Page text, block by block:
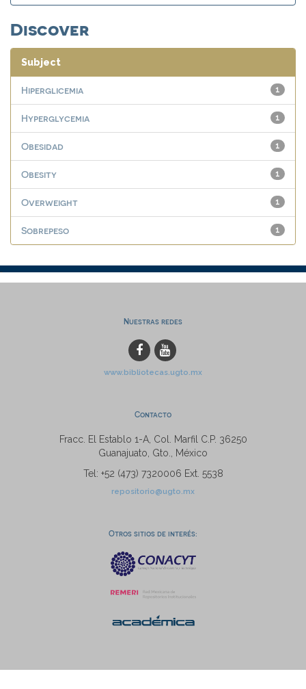
Discover
Subject
1
Hiperglicemia
1
Hyperglycemia
1
Obesidad
1
Obesity
1
Overweight
1
Sobrepeso
Nuestras redes
www.bibliotecas.ugto.mx
Contacto
Fracc. El Establo 1-A, Col. Marfil C.P. 36250
Guanajuato, Gto., México
Tel: +52 (473) 7320006 Ext. 5538
repositorio@ugto.mx
Otros sitios de interés: